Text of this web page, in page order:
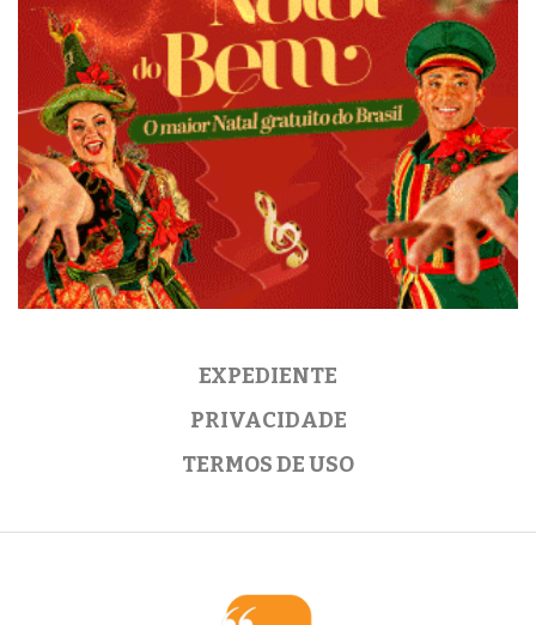
EXPEDIENTE
PRIVACIDADE
TERMOS DE USO